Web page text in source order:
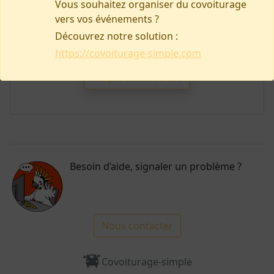
Vous souhaitez organiser du covoiturage
vers vos événements ?
Découvrez notre solution :
https://covoiturage-simple.com
Pas d'annonce pour le moment !
Préparer ma venue
Besoin d’aide, signaler un problème ?
Nous contacter
Covoiturage-simple